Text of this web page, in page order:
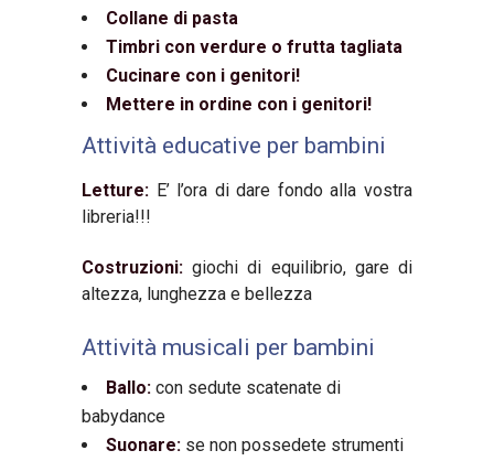
Collane di pasta
Timbri con verdure o frutta tagliata
Cucinare con i genitori!
Mettere in ordine con i genitori!
Attività educative per bambini
Letture: E’ l’ora di dare fondo alla vostra
libreria!!!
Costruzioni: giochi di equilibrio, gare di
altezza, lunghezza e bellezza
Attività musicali per bambini
Ballo: con sedute scatenate di
babydance
Suonare: se non possedete strumenti